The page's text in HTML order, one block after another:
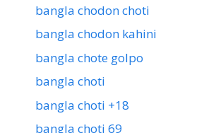
bangla chodon choti
bangla chodon kahini
bangla chote golpo
bangla choti
bangla choti +18
bangla choti 69